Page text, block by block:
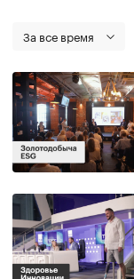
За все время